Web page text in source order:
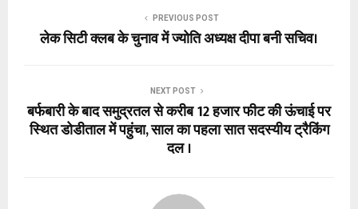
PREVIOUS POST
लेक सिटी क्लब के चुनाव में ज्योति अध्यक्ष दीपा बनी सचिव।
NEXT POST
बर्फबारी के बाद समुद्रतल से करीब 12 हजार फीट की ऊंचाई पर
स्थित डोडीताल में पहुंचा, साल का पहला सात सदस्यीय ट्रैकिंग
दल ।